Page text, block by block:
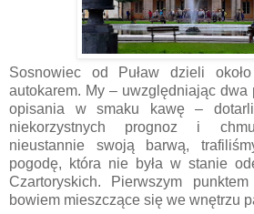
Sosnowiec od Puław dzieli
autokarem. My – uwzględniając dwa
opisania w smaku kawę –
niekorzystnych prognoz i
nieustannie swoją barwą,
pogodę, która nie była w stanie
Czartoryskich. Pierwszym
bowiem mieszczące się we wnętrzu